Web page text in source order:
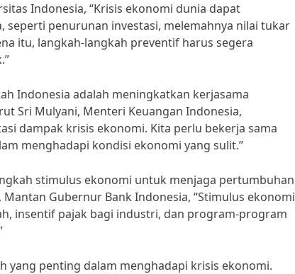
Indonesia, “Krisis ekonomi dunia dapat
penurunan investasi, melemahnya nilai tukar
itu, langkah-langkah preventif harus segera
Indonesia adalah meningkatkan kerjasama
Sri Mulyani, Menteri Keuangan Indonesia,
dampak krisis ekonomi. Kita perlu bekerja sama
menghadapi kondisi ekonomi yang sulit.”
stimulus ekonomi untuk menjaga pertumbuhan
Gubernur Bank Indonesia, “Stimulus ekonomi
insentif pajak bagi industri, dan program-program
yang penting dalam menghadapi krisis ekonomi.